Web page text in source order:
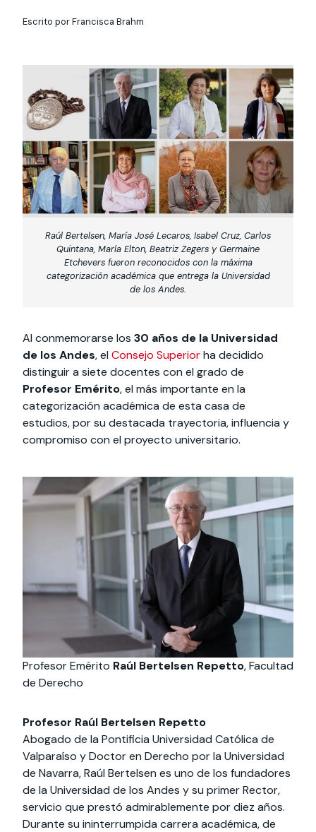
cursos
Te puede
interesar:
International
students
Facultades
sociedad
Te puede interesar:Filantropía y Donaciones
intercambio
interesar:
Explora el campus
Uandes
Noticias
estudiantiles
Escrito por Francisca Brahm
Raúl Bertelsen, María José Lecaros, Isabel Cruz, Carlos
Quintana, María Elton, Beatriz Zegers y Germaine
Etchevers fueron reconocidos con la máxima
categorización académica que entrega la Universidad
de los Andes.
Al conmemorarse los 30 años de la Universidad
de los Andes, el Consejo Superiorha decidido
distinguir a siete docentes con el grado de
Profesor Emérito, el más importante en la
categorización académica de esta casa de
estudios, por su destacada trayectoria, influencia y
compromiso con el proyecto universitario.
Profesor Emérito Raúl Bertelsen Repetto, Facultad
de Derecho
Profesor Raúl Bertelsen Repetto
Abogado de la Pontificia Universidad Católica de
Valparaíso y Doctor en Derecho por la Universidad
de Navarra, Raúl Bertelsen es uno de los fundadores
de la Universidad de los Andes y su primer Rector,
servicio que prestó admirablemente por diez años.
Durante su ininterrumpida carrera académica, de